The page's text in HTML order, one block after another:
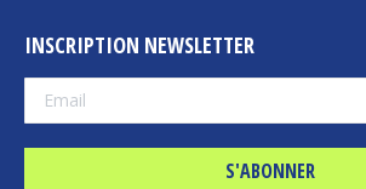
INSCRIPTION NEWSLETTER